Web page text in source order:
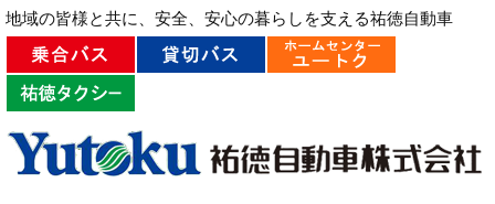
お問い合わせ
Menu Prev Next Search
地域の皆様と共に、安全、安心の暮らしを支える祐徳自動車